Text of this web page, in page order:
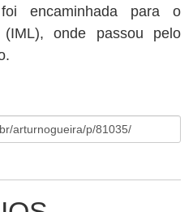
encaminhada para o
onde passou pelo